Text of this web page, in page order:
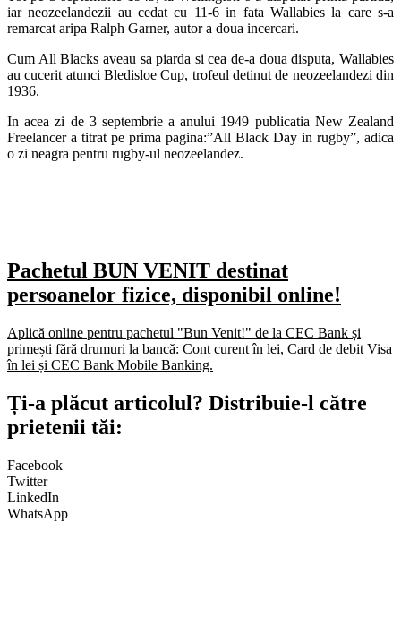
iar neozeelandezii au cedat cu 11-6 in fata Wallabies la care s-a
remarcat aripa Ralph Garner, autor a doua incercari.
Cum All Blacks aveau sa piarda si cea de-a doua disputa, Wallabies
au cucerit atunci Bledisloe Cup, trofeul detinut de neozeelandezi din
1936.
In acea zi de 3 septembrie a anului 1949 publicatia New Zealand
Freelancer a titrat pe prima pagina:”All Black Day in rugby”, adica
o zi neagra pentru rugby-ul neozeelandez.
Pachetul BUN VENIT destinat
persoanelor fizice, disponibil online!
Aplică online pentru pachetul "Bun Venit!" de la CEC Bank și
primești fără drumuri la bancă: Cont curent în lei, Card de debit Visa
în lei și CEC Bank Mobile Banking.​
Ți-a plăcut articolul? Distribuie-l către
prietenii tăi:
Facebook
Twitter
LinkedIn
WhatsApp